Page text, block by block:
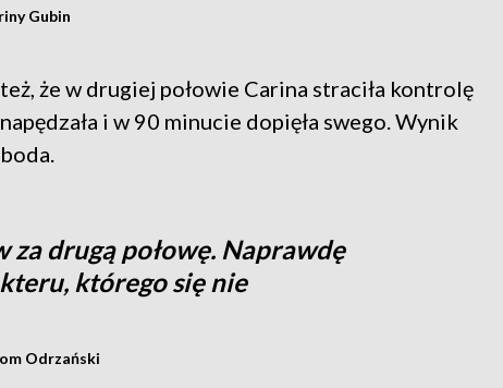
Gubin
że w drugiej połowie Carina straciła kontrolę
i w 90 minucie dopięła swego. Wynik
za drugą połowę. Naprawdę
którego się nie
Odrzański